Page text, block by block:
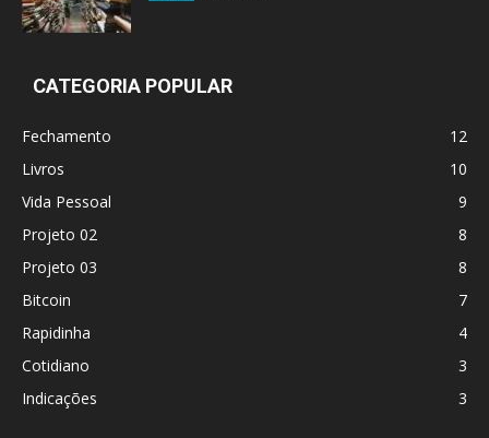
CATEGORIA POPULAR
Fechamento
12
Livros
10
Vida Pessoal
9
Projeto 02
8
Projeto 03
8
Bitcoin
7
Rapidinha
4
Cotidiano
3
Indicações
3